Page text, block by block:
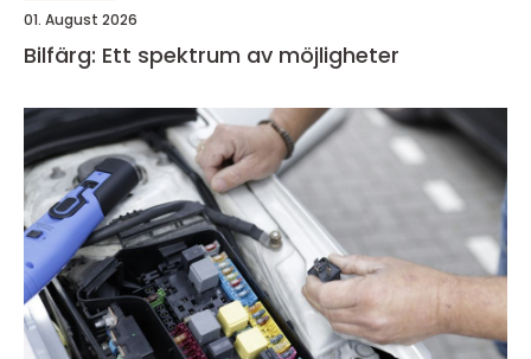
01. August 2026
Bilfärg: Ett spektrum av möjligheter